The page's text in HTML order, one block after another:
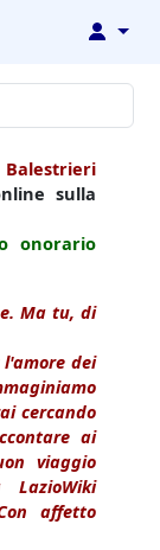
↓
Balestrieri
sulla
onorario
Ma tu, di
dei
cercando
ai
viaggio
affetto